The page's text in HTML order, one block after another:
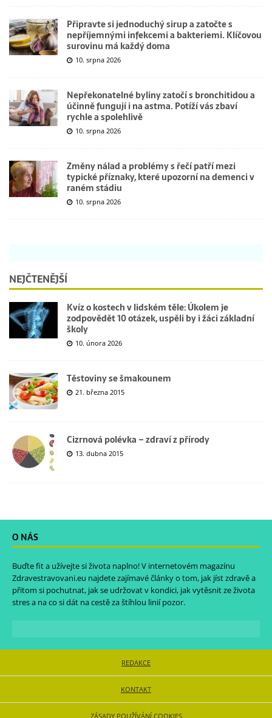
Připravte si jednoduchý sirup a zatočte s
nepříjemnými infekcemi a bakteriemi. Klíčovou
surovinu má každý doma
10. srpna 2026
Nepřekonatelné byliny zatočí s bronchitidou a
účinně fungují i na astma. Potíží vás zbaví
rychle a spolehlivě
10. srpna 2026
Změny nálad a problémy s řečí patří mezi
typické příznaky, které upozorní na demenci v
raném stádiu
10. srpna 2026
NEJČTENĚJŠÍ
Kvíz o kostech v lidském těle: Úkolem je
zodpovědět 10 otázek, uspěli by i žáci základní
školy
10. února 2026
Těstoviny se šmakounem
21. března 2015
Cizrnová polévka – zdraví z přírody
13. dubna 2015
O NÁS
Buďte fit a užívejte si života naplno! V internetovém magazínu
Zdravestravovani.eu najdete zajímavé články o tom, jak jíst zdravě a
přitom si pochutnat, jak se udržovat v kondici, jak vytěsnit ze života
stres a na co si dát na cestě za štíhlou linií pozor.
REDAKCE
KONTAKT
ZÁSADY POUŽÍVÁNÍ COOKIES